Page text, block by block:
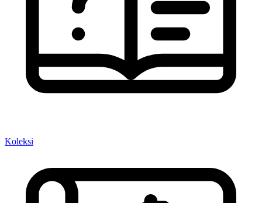
Koleksi